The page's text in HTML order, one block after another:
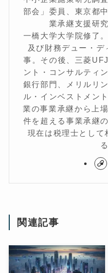
部会」委員、東京都
業承継支援研
一橋大学大学院修了
及び財務デュー・デ
事。その後、三菱
ント・コンサルティ
銀行部門、メリルリ
ル・インベストメン
業の事業承継から上
件を超える事業承継
現在は税理士として
関連記事